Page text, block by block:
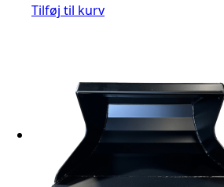
oprindelige
Tilføj til kurv